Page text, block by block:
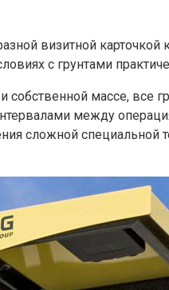
визитной
с грунтами
собственной массе,
между
сложной